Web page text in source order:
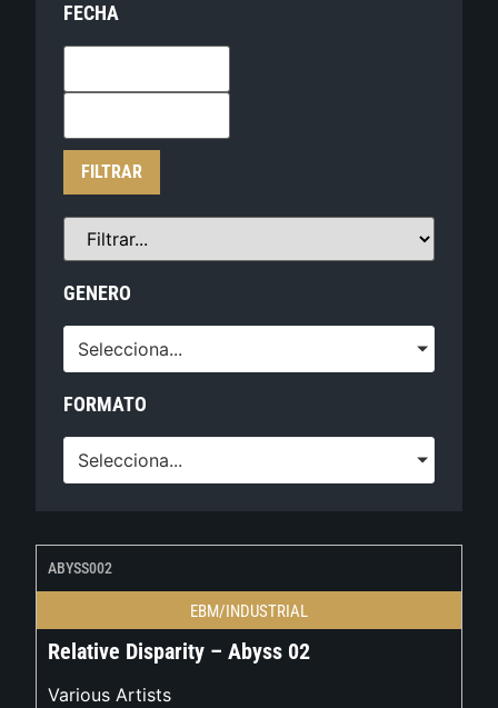
FECHA
FILTRAR
GENERO
Selecciona...
FORMATO
Selecciona...
ABYSS002
EBM/INDUSTRIAL
Relative Disparity – Abyss 02
Various Artists